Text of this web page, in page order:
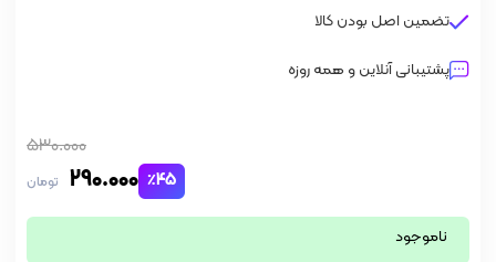
تضمین اصل بودن کالا
پشتیبانی آنلاین و همه روزه
530.000
290.000 تومان ٪45
ناموجود